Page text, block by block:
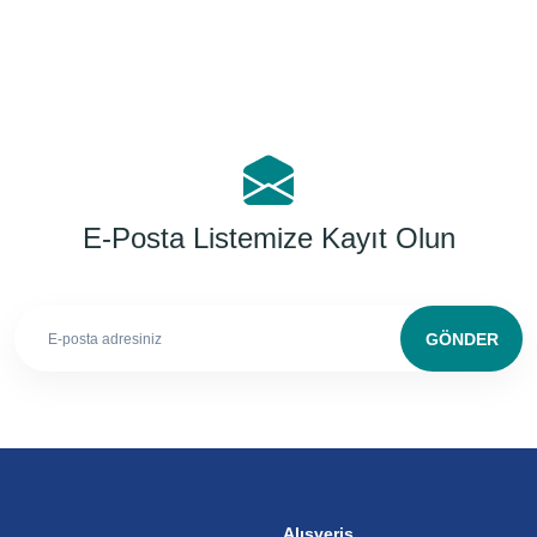
E-Posta Listemize Kayıt Olun
GÖNDER